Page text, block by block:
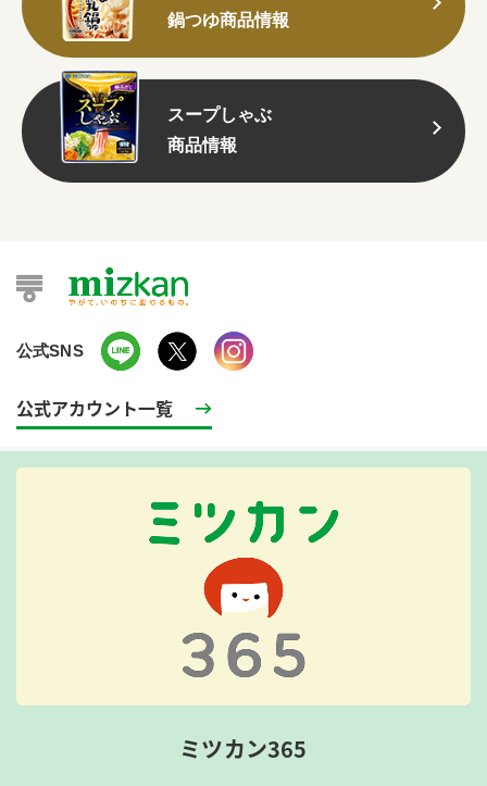
鍋つゆ商品情報
スープしゃぶ
商品情報
公式SNS
公式アカウント一覧
ミツカン365